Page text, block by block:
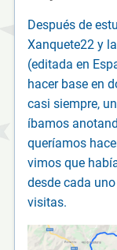
Después de
Xanquete22 y
(editada en
hacer base en
casi siempre,
íbamos
queríamos
vimos que
desde cada
visitas.